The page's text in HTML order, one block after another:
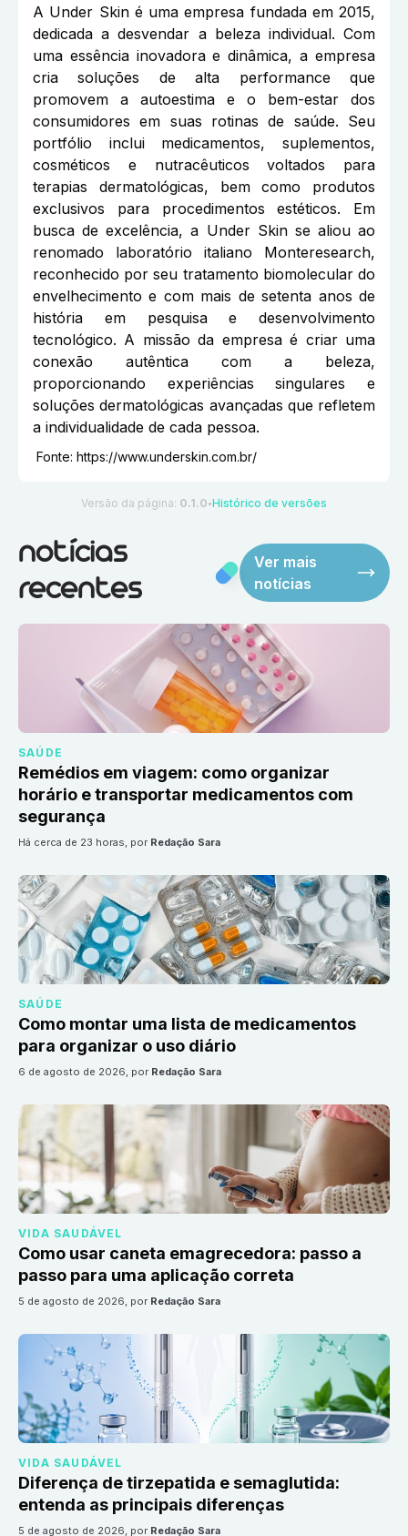
A Under Skin é uma empresa fundada em 2015,
dedicada a desvendar a beleza individual. Com
uma essência inovadora e dinâmica, a empresa
cria soluções de alta performance que
promovem a autoestima e o bem-estar dos
consumidores em suas rotinas de saúde. Seu
portfólio inclui medicamentos, suplementos,
cosméticos e nutracêuticos voltados para
terapias dermatológicas, bem como produtos
exclusivos para procedimentos estéticos. Em
busca de excelência, a Under Skin se aliou ao
renomado laboratório italiano Monteresearch,
reconhecido por seu tratamento biomolecular do
envelhecimento e com mais de setenta anos de
história em pesquisa e desenvolvimento
tecnológico. A missão da empresa é criar uma
conexão autêntica com a beleza,
proporcionando experiências singulares e
soluções dermatológicas avançadas que refletem
a individualidade de cada pessoa.
Fonte: https://www.underskin.com.br/
Versão da página: 0.1.0 ●Histórico de versões
notícias
recentes
Ver mais
notícias
SAÚDE
Remédios em viagem: como organizar
horário e transportar medicamentos com
segurança
há cerca de 23 horas, por Redação Sara
SAÚDE
Como montar uma lista de medicamentos
para organizar o uso diário
6 de agosto de 2026, por Redação Sara
VIDA SAUDÁVEL
Como usar caneta emagrecedora: passo a
passo para uma aplicação correta
5 de agosto de 2026, por Redação Sara
VIDA SAUDÁVEL
Diferença de tirzepatida e semaglutida:
entenda as principais diferenças
5 de agosto de 2026, por Redação Sara